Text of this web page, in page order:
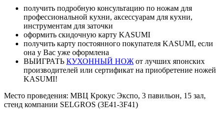
получить подробную консультацию по ножам для
профессиональной кухни, аксессуарам для кухни,
инструментам для заточки
оформить скидочную карту KASUMI
получить карту постоянного покупателя KASUMI, если
она у Вас уже оформлена
ВЫИГРАТЬ КУХОННЫЙ НОЖ от лучших японских
производителей или сертификат на приобретение ножей
KASUMI!
Место проведения: МВЦ Крокус Экспо, 3 павильон, 15 зал,
стенд компании SELGROS (3E41-3F41)